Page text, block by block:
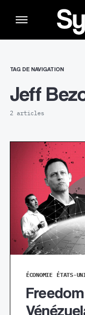
TAG DE NAVIGATION
Jeff
2 articles
ÉCONOMIE ÉTATS-